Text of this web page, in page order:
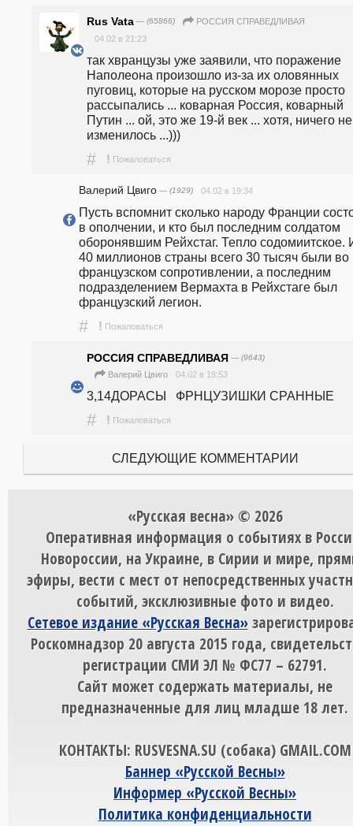
Rus Vata — (65866)
РОССИЯ СПРАВЕДЛИВАЯ
04.02 в 21:23
так хвранцузы уже заявили, что поражение
Наполеона произошло из-за их оловянных
пуговиц, которые на русском морозе просто
рассыпались ... коварная Россия, коварный
Путин ... ой, это же 19-й век ... хотя, ничего не
изменилось ...)))
# ! Пожаловаться
Валерий Цвиго — (1929) 04.02 в 19:34
Пусть вспомнит сколько народу Франции
в ополчении, и кто был последним солдатом
оборонявшим Рейхстаг. Тепло содомиитское.
40 миллионов страны всего 30 тысяч были во
французском сопротивлении, а последним
подразделением Вермахта в Рейхстаге был
французский легион.
# ! Пожаловаться
РОССИЯ СПРАВЕДЛИВАЯ — (9643)
Валерий Цвиго 04.02 в 19:53
3,14ДОРАСЫ   ФРНЦУЗИШКИ СРАННЫЕ
# ! Пожаловаться
СЛЕДУЮЩИЕ КОММЕНТАРИИ
«Русская весна» © 2026
Оперативная информация о событиях в
Новороссии, на Украине, в Сирии и мире,
эфиры, вести с мест от непосредственных
событий, эксклюзивные фото и видео.
Сетевое издание «Русская Весна»
Роскомнадзор 20 августа 2015 года,
регистрации СМИ ЭЛ № ФС77 – 62791.
Сайт может содержать материалы, не
предназначенные для лиц младше 18 лет.
КОНТАКТЫ: RUSVESNA.SU (собака) GMAIL.COM
Баннер «Русской Весны»
Информер «Русской Весны»
Политика конфиденциальности